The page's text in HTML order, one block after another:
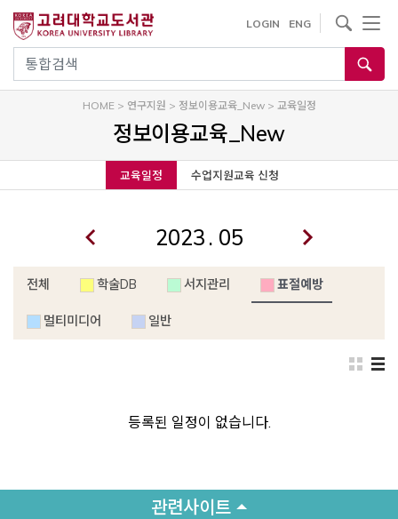
건
기
통합검색
LOGIN ENG
사이트내 검색
HOME> 연구지원 > 정보이용교육_New> 교육일정
정보이용교육_New
교육일정 수업지원교육 신청
.
전체 학술DB 서지관리 표절예방
멀티미디어 일반
등록된 일정이 없습니다.
관련사이트